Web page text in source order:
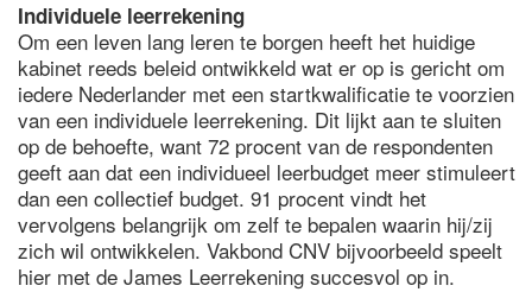
Individuele leerrekening
Om een leven lang leren te borgen heeft het huidige
kabinet reeds beleid ontwikkeld wat er op is gericht om
iedere Nederlander met een startkwalificatie te voorzien
van een individuele leerrekening. Dit lijkt aan te sluiten
op de behoefte, want 72 procent van de respondenten
geeft aan dat een individueel leerbudget meer stimuleert
dan een collectief budget. 91 procent vindt het
vervolgens belangrijk om zelf te bepalen waarin hij/zij
zich wil ontwikkelen. Vakbond CNV bijvoorbeeld speelt
hier met de James Leerrekening succesvol op in.